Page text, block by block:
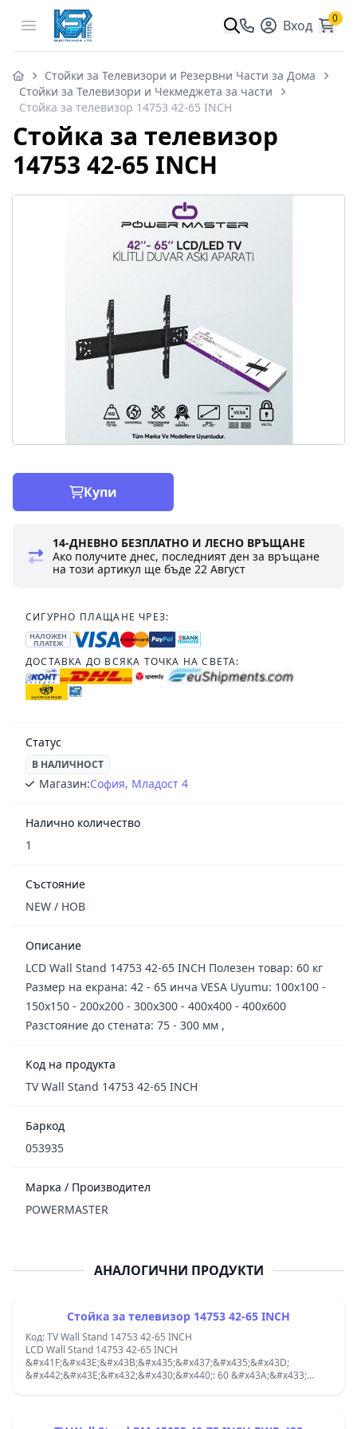
Open menu Вход 0
Стойки за Телевизори и Резервни Части за Дома
Стойки за Телевизори и Чекмеджета за части
Стойка за телевизор 14753 42-65 INCH
Стойка за телевизор
14753 42-65 INCH
Купи
14-ДНЕВНО БЕЗПЛАТНО И ЛЕСНО ВРЪЩАНЕ
Ако получите днес, последният ден за връщане
на този артикул ще бъде22 Август
СИГУРНО ПЛАЩАНЕ ЧРЕЗ:
НАЛОЖЕН
ПЛАТЕЖ
ДОСТАВКА ДО ВСЯКА ТОЧКА НА СВЕТА:
Статус
В НАЛИЧНОСТ
Магазин:София, Младост 4
Налично количество
1
Състояние
NEW / НОВ
Описание
LCD Wall Stand 14753 42-65 INCH Полезен товар: 60 кг
Размер на екрана: 42 - 65 инча VESA Uyumu: 100x100 -
150x150 - 200x200 - 300x300 - 400x400 - 400x600
Разстояние до стената: 75 - 300 мм ,
Код на продукта
TV Wall Stand 14753 42-65 INCH
Баркод
053935
Марка / Производител
POWERMASTER
АНАЛОГИЧНИ ПРОДУКТИ
Стойка за телевизор 14753 42-65 INCH
Код: TV Wall Stand 14753 42-65 INCH
LCD Wall Stand 14753 42-65 INCH
&#x41F;&#x43E;&#x43B;&#x435;&#x437;&#x435;&#x43D;
&#x442;&#x43E;&#x432;&#x430;&#x440;: 60 &#x43A;&#x433;
200x200 - 300x300 - 400x400 - 400x600